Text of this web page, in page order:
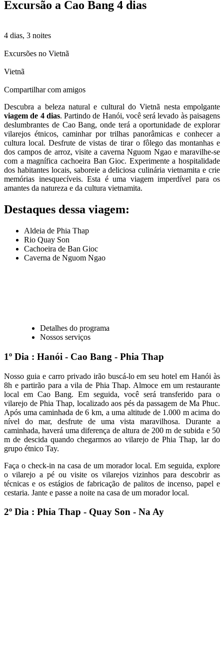
Excursão a Cao Bang 4 dias
4 dias, 3 noites
Excursões no Vietnã
Vietnã
Compartilhar com amigos
Descubra a beleza natural e cultural do Vietnã nesta empolgante
viagem de 4 dias. Partindo de Hanói, você será levado às paisagens
deslumbrantes de Cao Bang, onde terá a oportunidade de explorar
vilarejos étnicos, caminhar por trilhas panorâmicas e conhecer a
cultura local. Desfrute de vistas de tirar o fôlego das montanhas e
dos campos de arroz, visite a caverna Nguom Ngao e maravilhe-se
com a magnífica cachoeira Ban Gioc. Experimente a hospitalidade
dos habitantes locais, saboreie a deliciosa culinária vietnamita e crie
memórias inesquecíveis. Esta é uma viagem imperdível para os
amantes da natureza e da cultura vietnamita.
Destaques dessa viagem:
Aldeia de Phia Thap
Rio Quay Son
Cachoeira de Ban Gioc
Caverna de Nguom Ngao
Detalhes do programa
Nossos serviços
1º Dia : Hanói - Cao Bang - Phia Thap
Nosso guia e carro privado irão buscá-lo em seu hotel em Hanói às
8h e partirão para a vila de Phia Thap. Almoce em um restaurante
local em Cao Bang. Em seguida, você será transferido para o
vilarejo de Phia Thap, localizado aos pés da passagem de Ma Phuc.
Após uma caminhada de 6 km, a uma altitude de 1.000 m acima do
nível do mar, desfrute de uma vista maravilhosa. Durante a
caminhada, haverá uma diferença de altura de 200 m de subida e 50
m de descida quando chegarmos ao vilarejo de Phia Thap, lar do
grupo étnico Tay.
Faça o check-in na casa de um morador local. Em seguida, explore
o vilarejo a pé ou visite os vilarejos vizinhos para descobrir as
técnicas e os estágios de fabricação de palitos de incenso, papel e
cestaria. Jante e passe a noite na casa de um morador local.
2º Dia : Phia Thap - Quay Son - Na Ay